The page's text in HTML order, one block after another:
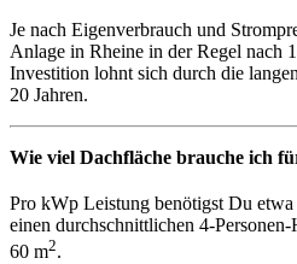
Je nach Eigenverbrauch und
Anlage in Rheine in der Regel nach
Investition lohnt sich durch die
20 Jahren.
Wie viel Dachfläche brauche ich
Pro kWp Leistung benötigst Du
einen durchschnittlichen 4-
60 m2.